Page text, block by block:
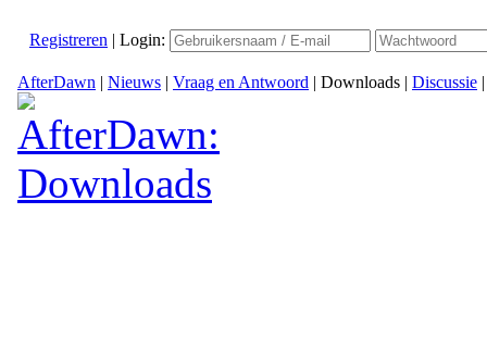
Registreren | Login:
AfterDawn | Nieuws | Vraag en Antwoord | Downloads | Discussie